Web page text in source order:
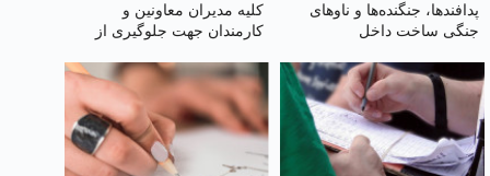
پدافندها، جنگنده‌ها و ناوهای
جنگی ساخت داخل
کلیه مدیران معاونین و
کارمندان جهت جلوگیری از